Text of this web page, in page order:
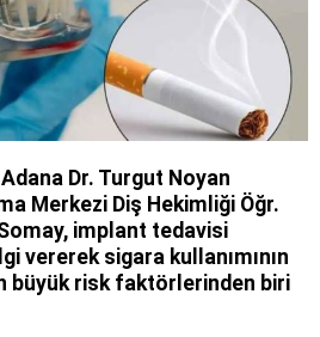
Dr. Turgut Noyan
Merkezi Diş Hekimliği Öğr.
implant tedavisi
vererek sigara kullanımının
büyük risk faktörlerinden biri